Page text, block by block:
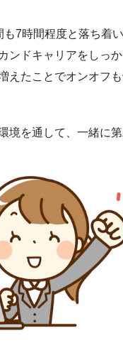
も7時間程度と落ち着
ンドキャリアをしっか
えたことでオンオフ
境を通して、一緒に